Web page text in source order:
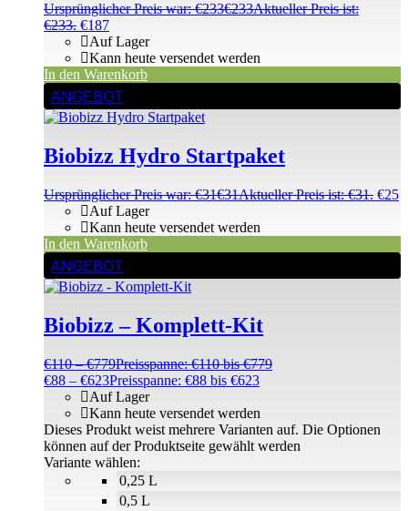
Ursprünglicher Preis war: €233€233Aktueller Preis ist:
€233. €187
Auf Lager
Kann heute versendet werden
In den Warenkorb
ANGEBOT
Biobizz Hydro Startpaket
Ursprünglicher Preis war: €31€31Aktueller Preis ist: €31. €25
Auf Lager
Kann heute versendet werden
In den Warenkorb
ANGEBOT
Biobizz – Komplett-Kit
€110 –€779Preisspanne: €110 bis €779
€88 – €623Preisspanne: €88 bis €623
0,25 L
0,5 L
Auf Lager
Kann heute versendet werden
Variante wählen:
Dieses Produkt weist mehrere Varianten auf. Die Optionen
können auf der Produktseite gewählt werden